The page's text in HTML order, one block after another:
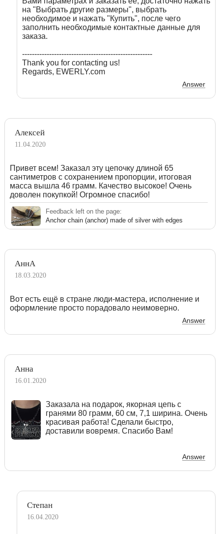
на "Выбрать другие размеры", выбрать
необходимое и нажать "Купить", после чего
заполнить необходимые контактные данные для
заказа.
-----------------------------------------------------
Thank you for contacting us!
Regards, EWERLY.com
Answer
Алексей
11.04.2020
Привет всем! Заказал эту цепочку длиной 65
сантиметров с сохранением пропорции, итоговая
масса вышла 46 грамм. Качество высокое! Очень
доволен покупкой! Огромное спасибо!
Feedback left on the page:
Anchor chain (anchor) made of silver with edges
АннА
18.03.2020
Вот есть ещё в стране люди-мастера, исполнение и
оформление просто порадовало неимоверно.
Answer
Анна
16.01.2020
Заказала на подарок, якорная цепь с
гранями 80 грамм, 60 см, 7,1 ширина. Очень
красивая работа! Сделали быстро,
доставили вовремя. Спасибо Вам!
Answer
Степан
16.04.2020